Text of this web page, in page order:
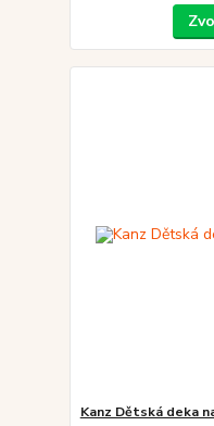
Kanz Dětská deka